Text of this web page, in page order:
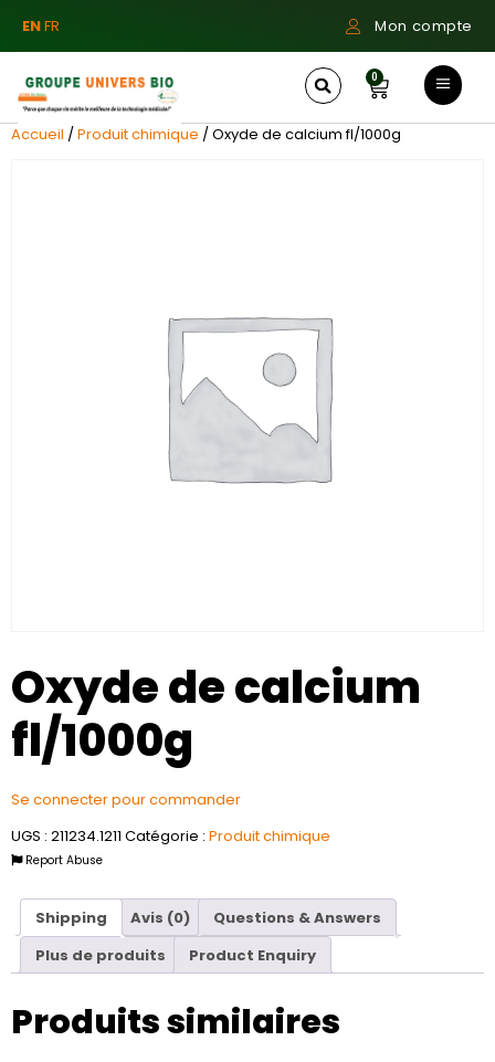
ENFR Mon compte
0
Accueil /Produit chimique / Oxyde de calcium fl/1000g
Oxyde de calcium
fl/1000g
Se connecter pour commander
UGS : 211234.1211 Catégorie : Produit chimique
Report Abuse
Shipping Avis (0)
Questions & Answers
Plus de produits
Product Enquiry
Produits similaires